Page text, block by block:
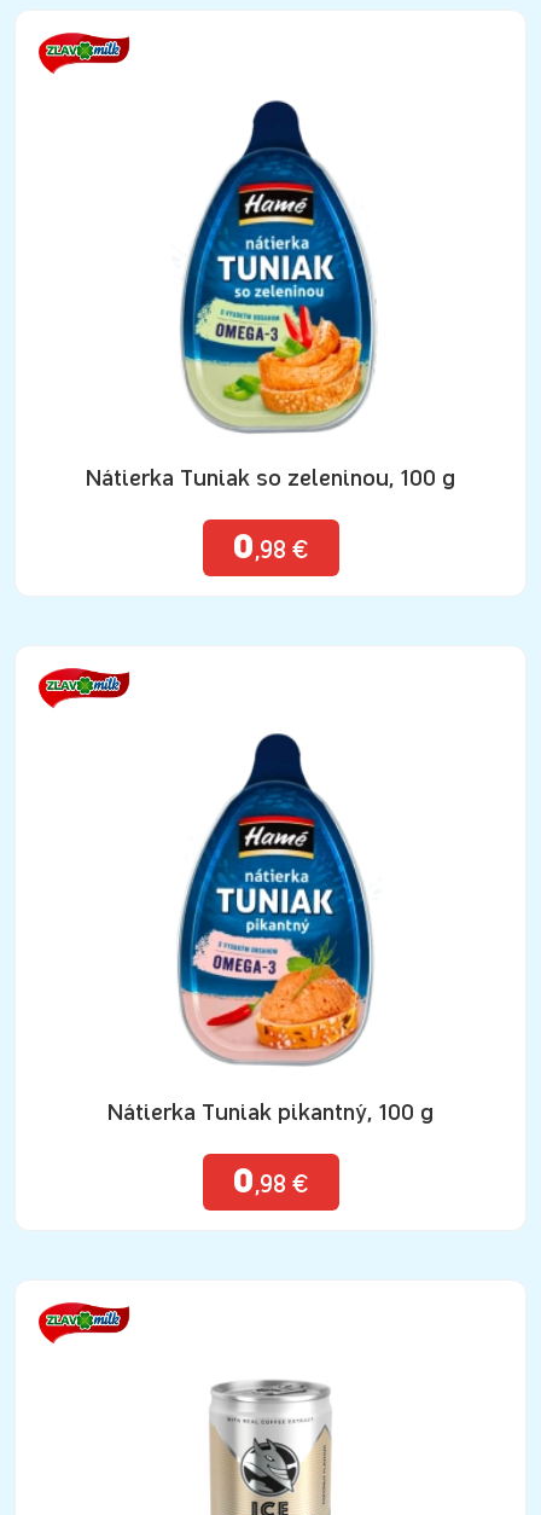
Nátierka Tuniak so zeleninou, 100 g
0 ,98 €
Nátierka Tuniak pikantný, 100 g
0,98 €